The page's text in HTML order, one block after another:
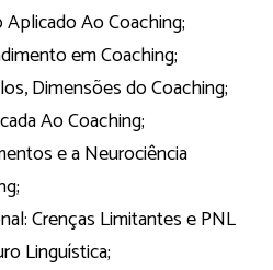
Ao Coaching;
em Coaching;
Dimensões do Coaching;
Ao Coaching;
e a Neurociência
Crenças Limitantes e PNL
Linguística;